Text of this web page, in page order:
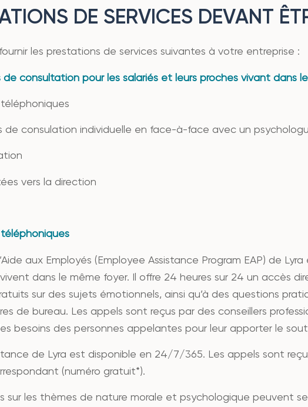
DE SERVICES DEVANT
les prestations de services suivantes à votre entreprise :
consultation pour les salariés et leurs proches vivant dans
consulation individuelle en face-à-face avec un
vers la direction
aux Employés (Employee Assistance Program EAP) de
dans le même foyer. Il offre 24 heures sur 24 un accès
sur des sujets émotionnels, ainsi qu’à des questions
de bureau. Les appels sont reçus par des conseillers
besoins des personnes appelantes pour leur apporter le
de Lyra est disponible en 24/7/365. Les appels sont
(numéro gratuit*).
sur les thèmes de nature morale et psychologique peuvent